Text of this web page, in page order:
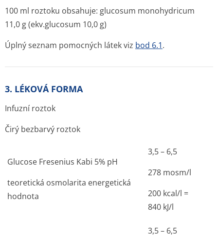
100 ml roztoku obsahuje: glucosum monohydricum
11,0 g (ekv.glucosum 10,0 g)
Úplný seznam pomocných látek viz bod 6.1.
3. LÉKOVÁ FORMA
Infuzní roztok
Čirý bezbarvý roztok
Glucose Fresenius Kabi 5% pH
teoretická osmolarita energetická
hodnota
3,5 – 6,5
278 mosm/l
200 kcal/l =
840 kJ/l
3,5 – 6,5